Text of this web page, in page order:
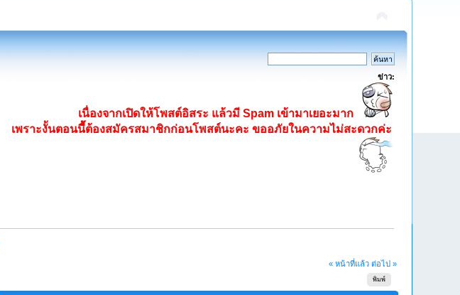
ข่าว:
เนื่องจากเปิดให้โพสต์อิสระ แล้วมี Spam เข้ามาเยอะมาก
เพราะงั้นตอนนี้ต้องสมัครสมาชิกก่อนโพสต์นะคะ ขออภัยในความไม่สะดวกค่ะ
« หน้าที่แล้ว ต่อไป »
พิมพ์